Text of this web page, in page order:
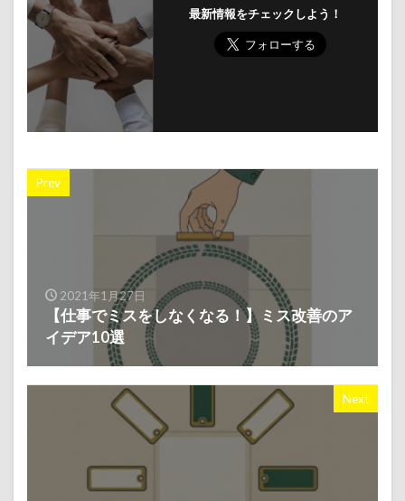
最新情報をチェックしよう！
Prev
2021年1月27日
【仕事でミスをしなくなる！】ミス改善のア
イデア10選
Next